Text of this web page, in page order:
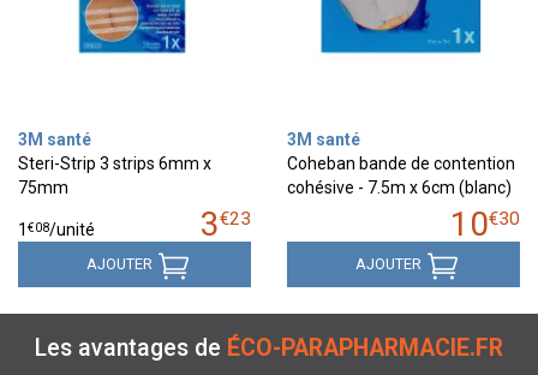
3M santé
Steri-Strip 3 strips 6mm x
75mm
3€23
1 €08/unité
AJOUTER
3M santé
Coheban bande de contention
cohésive - 7.5m x 6cm (blanc)
10€30
AJOUTER
Les avantages de ÉCO-PARAPHARMACIE.FR